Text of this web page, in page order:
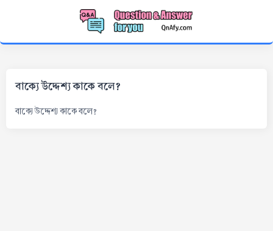
বাক্যে উদ্দেশ্য কাকে বলে?
বাক্যে উদ্দেশ্য কাকে বলে?